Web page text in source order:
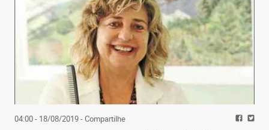
04:00 - 18/08/2019- Compartilhe